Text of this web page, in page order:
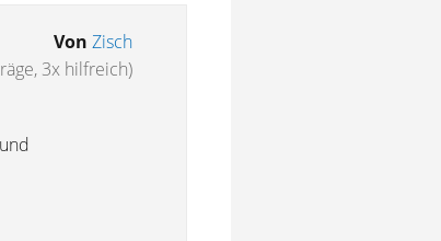
Von Zisch
3x hilfreich)